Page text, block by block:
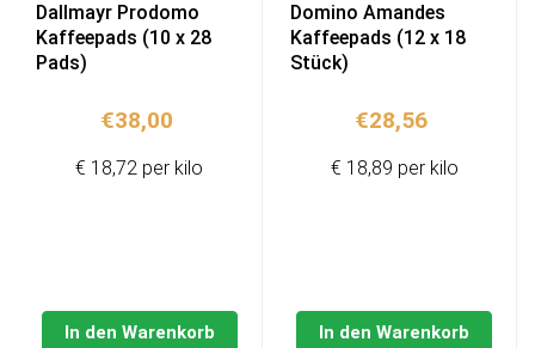
Dallmayr Prodomo
Kaffeepads (10 x 28
Pads)
€38,00
In den Warenkorb
€ 18,72 per kilo
Domino Amandes
Kaffeepads (12 x 18
Stück)
€28,56
In den Warenkorb
€ 18,89 per kilo